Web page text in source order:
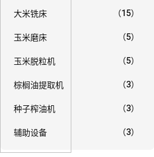
大米铣床 （15）
玉米磨床 （5）
玉米脱粒机 （5）
棕榈油提取机 （3）
种子榨油机 （3）
辅助设备 （3）